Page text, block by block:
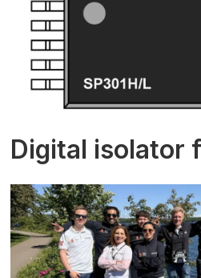
Digital isolator